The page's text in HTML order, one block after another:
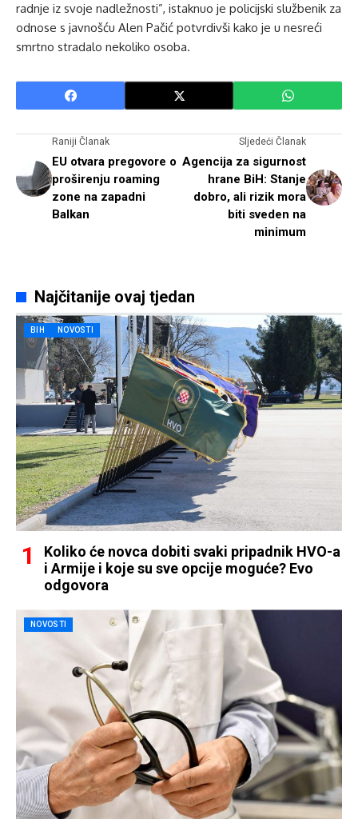
radnje iz svoje nadležnosti”, istaknuo je policijski službenik za
odnose s javnošću Alen Pačić potvrdivši kako je u nesreći
smrtno stradalo nekoliko osoba.
Raniji Članak
EU otvara pregovore o
proširenju roaming
zone na zapadni
Balkan
Sljedeći Članak
Agencija za sigurnost
hrane BiH: Stanje
dobro, ali rizik mora
biti sveden na
minimum
Najčitanije ovaj tjedan
BIH NOVOSTI
Koliko će novca dobiti svaki pripadnik HVO-a
i Armije i koje su sve opcije moguće? Evo
odgovora
NOVOSTI